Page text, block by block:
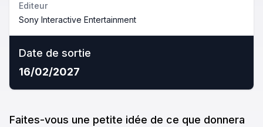
Editeur
Sony Interactive Entertainment
Date de sortie
16/02/2027
Faites-vous une petite idée de ce que donnera